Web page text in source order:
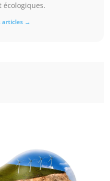
articles →